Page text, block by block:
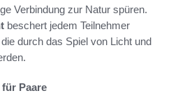
Verbindung zur Natur spüren.
beschert jedem Teilnehmer
durch das Spiel von Licht und
Paare